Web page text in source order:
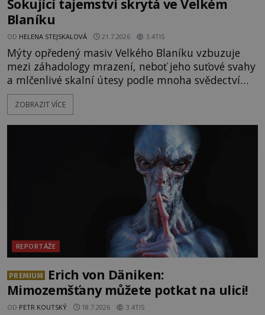
Šokující tajemství skrytá ve Velkém
Blaníku
OD HELENA STEJSKALOVÁ 21.7.2026 3.4TIS
Mýty opředený masiv Velkého Blaníku vzbuzuje
mezi záhadology mrazení, neboť jeho suťové svahy
a mlčenlivé skalní útesy podle mnoha svědectví
fungují jako anomální zóny, kde selhává lidské
vnímání času i prostoru. Geologické anomálie hory
badatelé zde odkrývají indicie, které propojují
prastaré pohanské kulty, keltské svatyně a zprávy
ZOBRAZIT VÍCE
REPORTÁŽE
PREMIUM
Erich von Däniken:
Mimozemšťany můžete potkat na ulici!
OD PETR KOUTSKÝ 18.7.2026 3.4TIS